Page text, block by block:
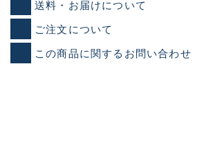
送料・お届けについて
ご注文について
この商品に関するお問い合わせ